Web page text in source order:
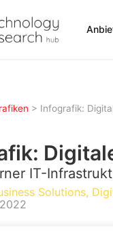
> Infografik:
IT-
Solutions,